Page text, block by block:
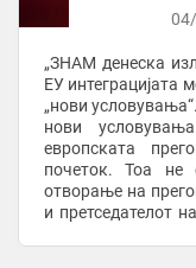
„ЗНАМ денеска
ЕУ интеграцијата
„нови
нови
европската
почеток. Тоа не
отворање на
и претседателот